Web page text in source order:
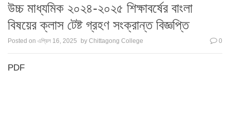
উচ্চ মাধ্যমিক ২০২৪-২০২৫ শিক্ষাবর্ষের বাংলা
বিষয়ের ক্লাস টেষ্ট গ্রহণ সংক্রান্ত বিজ্ঞপ্তি
Posted on এপ্রিল 16, 2025 by Chittagong College 0
PDF